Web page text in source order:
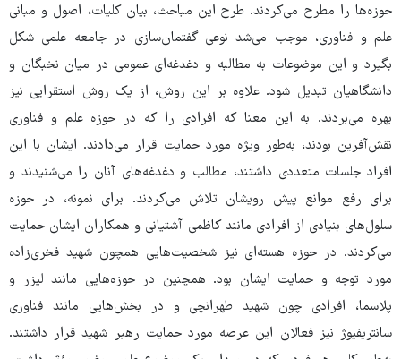
حوزه‌ها را مطرح می‌کردند. طرح این مباحث، بیان کلیات، اصول و مبانی
علم و فناوری، موجب می‌شد نوعی گفتمان‌سازی در جامعه علمی شکل
بگیرد و این موضوعات به مطالبه و دغدغه‌ای عمومی در میان نخبگان و
دانشگاهیان تبدیل شود. علاوه بر این روش، از یک روش استقرایی نیز
بهره می‌بردند. به این معنا که افرادی را که در حوزه علم و فناوری
نقش‌آفرین بودند، به‌طور ویژه مورد حمایت قرار می‌دادند. ایشان با این
افراد جلسات متعددی داشتند، مطالب و دغدغه‌های آنان را می‌شنیدند و
برای رفع موانع پیش رویشان تلاش می‌کردند. برای نمونه، در حوزه
سلول‌های بنیادی از افرادی مانند کاظمی آشتیانی و همکاران ایشان حمایت
می‌کردند. در حوزه هسته‌ای نیز شخصیت‌هایی همچون شهید فخری‌زاده
مورد توجه و حمایت ایشان بود. همچنین در حوزه‌هایی مانند لیزر و
پلاسما، افرادی چون شهید طهرانچی و در بخش‌هایی مانند فناوری
سانتریفیوژ نیز فعالان این عرصه مورد حمایت رهبر شهید قرار داشتند.